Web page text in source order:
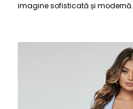
imagine sofisticată și modernă.